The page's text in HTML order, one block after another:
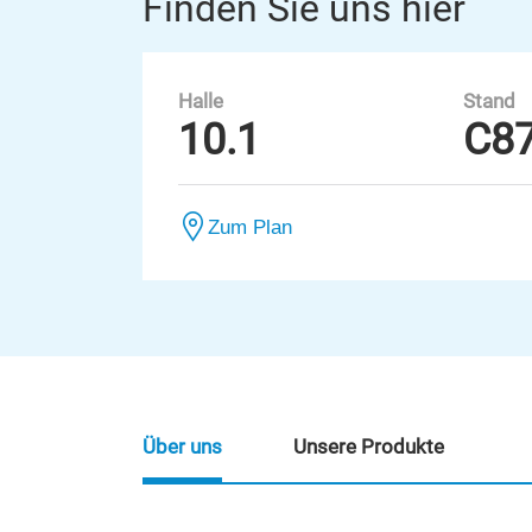
Halle
10.1
Stand
Zum Plan
Über uns Unsere Produkte